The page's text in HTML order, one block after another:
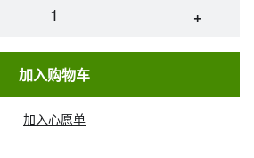
+
加入购物车
加入心愿单